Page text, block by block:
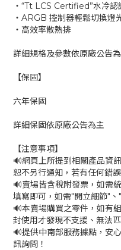
‧“Tt LCS Certified”水冷認
‧ARGB 控制器輕鬆切換燈
‧高效率散熱排
詳細規格及參數依原廠公告
【保固】
六年保固
詳細保固依原廠公告為主
【注意事項】
🔊網頁上所提到相關產品資
恕不另行通知，若有任何錯
🔊賣場皆含稅附發票，如需
填寫即可，如需"開立細節"、
🔊本賣場購買之零件，如有
封使用才發現不支援、無法
🔊提供中南部服務據點，安
訊詢問！